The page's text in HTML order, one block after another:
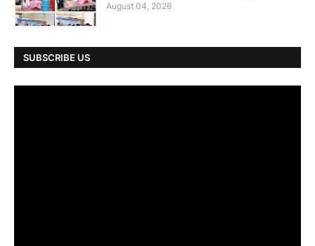
August 04, 2026
SUBSCRIBE US